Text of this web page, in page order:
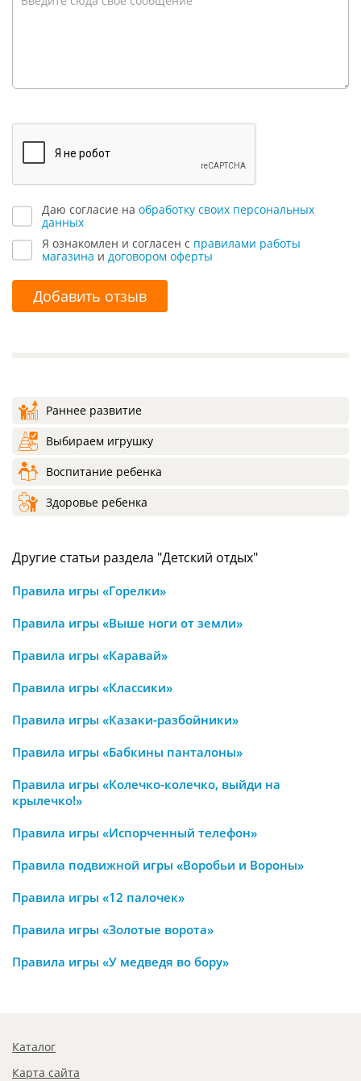
Даю согласие на обработку своих персональных
данных
Я ознакомлен и согласен с правилами работы
магазина и договором оферты
Добавить отзыв
Раннее развитие
Выбираем игрушку
Воспитание ребенка
Здоровье ребенка
Другие статьи раздела "Детский отдых"
Правила игры «Горелки»
Правила игры «Выше ноги от земли»
Правила игры «Каравай»
Правила игры «Классики»
Правила игры «Казаки-разбойники»
Правила игры «Бабкины панталоны»
Правила игры «Колечко-колечко, выйди на
крылечко!»
Правила игры «Испорченный телефон»
Правила подвижной игры «Воробьи и Вороны»
Правила игры «12 палочек»
Правила игры «Золотые ворота»
Правила игры «У медведя во бору»
Каталог
Карта сайта